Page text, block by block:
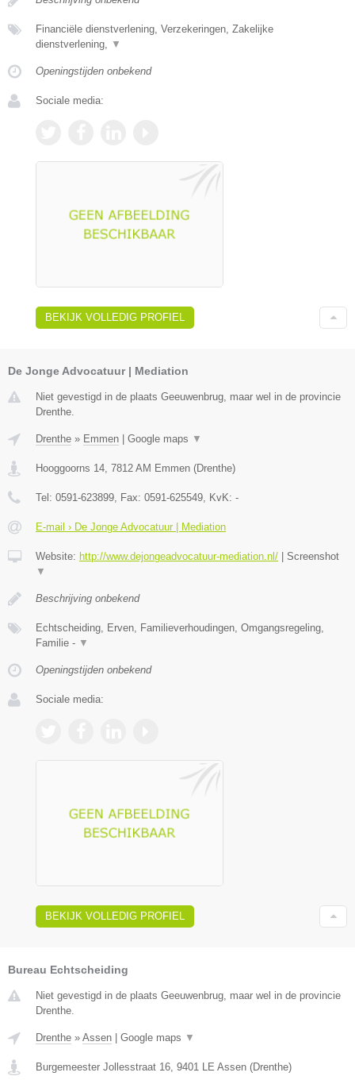
Financiële dienstverlening, Verzekeringen, Zakelijke
dienstverlening, ▼
Openingstijden onbekend
Sociale media:
BEKIJK VOLLEDIG PROFIEL
De Jonge Advocatuur | Mediation
Niet gevestigd in de plaats Geeuwenbrug, maar wel in de provincie
Drenthe.
Drenthe » Emmen Google maps ▼
Hooggoorns 14, 7812 AM Emmen (Drenthe)
Tel: 0591-623899, Fax: 0591-625549, KvK: -
E-mail › De Jonge Advocatuur | Mediation
Website: http://www.dejongeadvocatuur-mediation.nl/
Screenshot
▼
Beschrijving onbekend
Echtscheiding, Erven, Familieverhoudingen, Omgangsregeling,
Familie - ▼
Openingstijden onbekend
Sociale media:
BEKIJK VOLLEDIG PROFIEL
Bureau Echtscheiding
Niet gevestigd in de plaats Geeuwenbrug, maar wel in de provincie
Drenthe.
Drenthe » Assen Google maps ▼
Burgemeester Jollesstraat 16 9401 LE Assen (Drenthe)